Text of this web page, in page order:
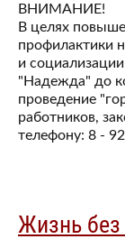
ВНИМАНИЕ!
В целях
профилактики
и
"Надежда" до
проведение
работников,
телефону: 8 -
Жизнь без